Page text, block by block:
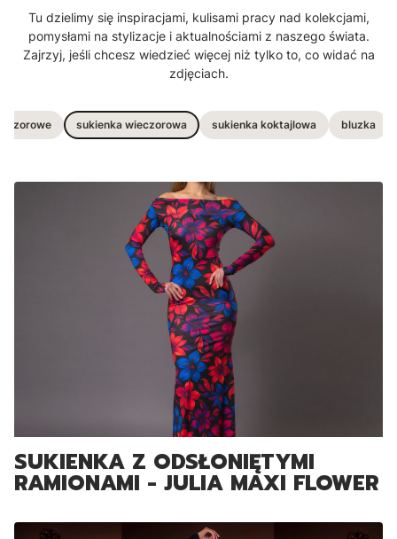
Tu dzielimy się inspiracjami, kulisami pracy nad kolekcjami,
pomysłami na stylizacje i aktualnościami z naszego świata.
Zajrzyj, jeśli chcesz wiedzieć więcej niż tylko to, co widać na
zdjęciach.
sukienka wieczorowa sukienka koktajlowa bluzka
SUKIENKA Z ODSŁONIĘTYMI
RAMIONAMI - JULIA MAXI FLOWER